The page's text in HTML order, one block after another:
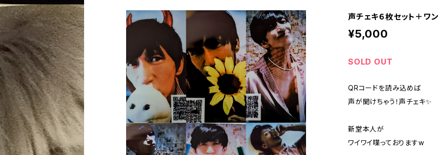
声チェキ６枚セット＋ワ
¥5,000
SOLD OUT
QRコードを読み込めば
声が聞けちゃう！声チェキ✨
新堂本人が
ワイワイ喋っておりますw